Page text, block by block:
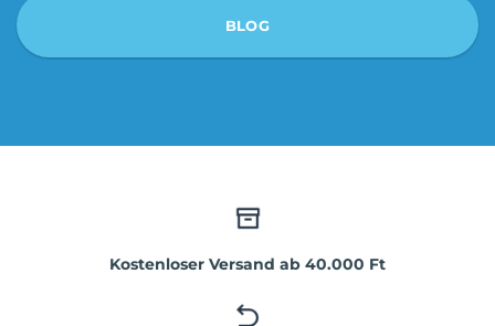
BLOG
Kostenloser Versand ab 40.000 Ft